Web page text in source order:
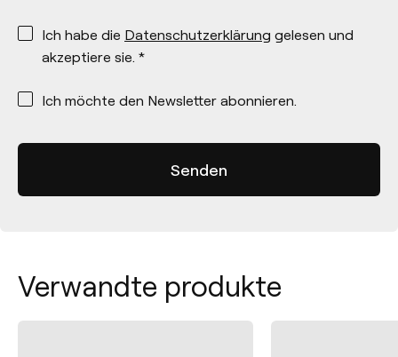
*
Ich habe die Datenschutzerklärung gelesen und
akzeptiere sie. *
*
Ich möchte den Newsletter abonnieren.
Verwandte produkte